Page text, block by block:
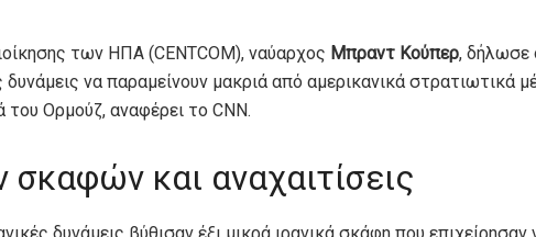
των ΗΠΑ (CENTCOM), ναύαρχος Μπραντ Κούπερ, δήλωσε
δυνάμεις να παραμείνουν μακριά από αμερικανικά στρατιωτικά
Ορμούζ, αναφέρει το CNN.
σκαφών και αναχαιτίσεις
δυνάμεις βύθισαν έξι μικρά ιρανικά σκάφη που επιχείρησαν